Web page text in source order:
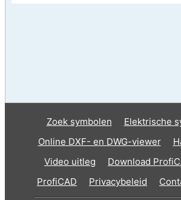
Zoek symbolen
Elektrische
Online DXF- en DWG-viewer
Video uitleg
Download
ProfiCAD
Privacybeleid